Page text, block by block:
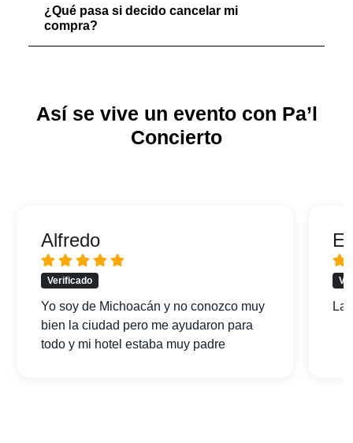
¿Qué pasa si decido cancelar mi
compra?
Así se vive un evento con Pa’l
Concierto
Alfredo
Verificado
Yo soy de Michoacán y no conozco muy
bien la ciudad pero me ayudaron para
todo y mi hotel estaba muy padre
La